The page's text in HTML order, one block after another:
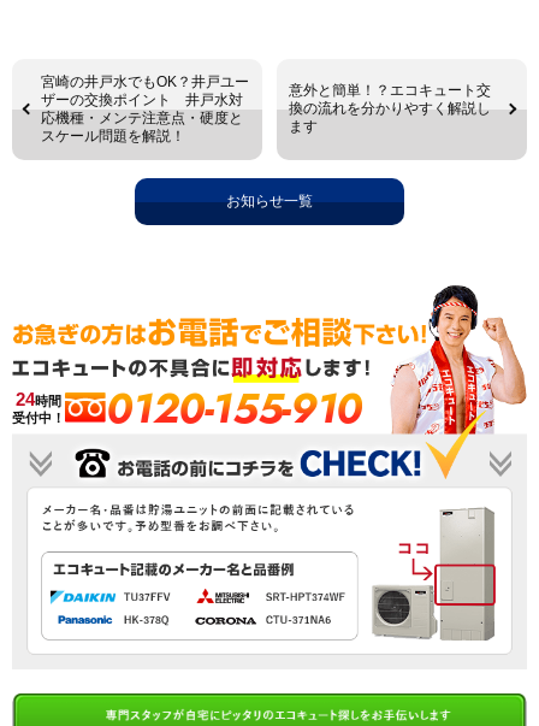
宮崎の井戸水でもOK？井戸ユー
ザーの交換ポイント 井戸水対
応機種・メンテ注意点・硬度と
スケール問題を解説！
意外と簡単！？エコキュート交
換の流れを分かりやすく解説し
ます
お知らせ一覧
24時間
受付中！
0120-155-910